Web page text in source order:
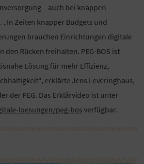
– auch bei knappen
„In Zeiten knapper Budgets und
brauchen Einrichtungen digitale
den Rücken freihalten. PEG-BOS ist
Lösung für mehr Effizienz,
erklärte Jens Leveringhaus,
der PEG. Das Erklärvideo ist unter
loesungen/peg-bos verfügbar.